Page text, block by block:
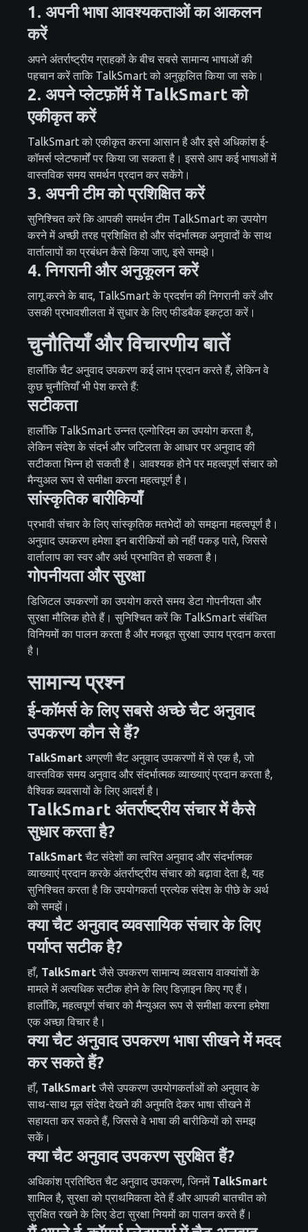
1. अपनी भाषा आवश्यकताओं का आकलन
करें
अपने अंतर्राष्ट्रीय ग्राहकों के बीच सबसे सामान्य भाषाओं की
पहचान करें ताकि TalkSmart को अनुकूलित किया जा सके।
2. अपने प्लेटफ़ॉर्म में TalkSmart को
एकीकृत करें
TalkSmart को एकीकृत करना आसान है और इसे अधिकांश ई-
कॉमर्स प्लेटफार्मों पर किया जा सकता है। इससे आप कई भाषाओं में
वास्तविक समय समर्थन प्रदान कर सकेंगे।
3. अपनी टीम को प्रशिक्षित करें
सुनिश्चित करें कि आपकी समर्थन टीम TalkSmart का उपयोग
करने में अच्छी तरह प्रशिक्षित हो और संदर्भात्मक अनुवादों के साथ
वार्तालापों का प्रबंधन कैसे किया जाए, इसे समझे।
4. निगरानी और अनुकूलन करें
लागू करने के बाद, TalkSmart के प्रदर्शन की निगरानी करें और
उसकी प्रभावशीलता में सुधार के लिए फीडबैक इकट्ठा करें।
चुनौतियाँ और विचारणीय बातें
हालाँकि चैट अनुवाद उपकरण कई लाभ प्रदान करते हैं, लेकिन वे
कुछ चुनौतियाँ भी पेश करते हैं:
सटीकता
हालाँकि TalkSmart उन्नत एल्गोरिदम का उपयोग करता है,
लेकिन संदेश के संदर्भ और जटिलता के आधार पर अनुवाद की
सटीकता भिन्न हो सकती है। आवश्यक होने पर महत्वपूर्ण संचार को
मैन्युअल रूप से समीक्षा करना महत्वपूर्ण है।
सांस्कृतिक बारीकियाँ
प्रभावी संचार के लिए सांस्कृतिक मतभेदों को समझना महत्वपूर्ण है।
अनुवाद उपकरण हमेशा इन बारीकियों को नहीं पकड़ पाते, जिससे
वार्तालाप का स्वर और अर्थ प्रभावित हो सकता है।
गोपनीयता और सुरक्षा
डिजिटल उपकरणों का उपयोग करते समय डेटा गोपनीयता और
सुरक्षा मौलिक होते हैं। सुनिश्चित करें कि TalkSmart संबंधित
विनियमों का पालन करता है और मजबूत सुरक्षा उपाय प्रदान करता
है।
सामान्य प्रश्न
ई-कॉमर्स के लिए सबसे अच्छे चैट अनुवाद
उपकरण कौन से हैं?
TalkSmart अग्रणी चैट अनुवाद उपकरणों में से एक है, जो
वास्तविक समय अनुवाद और संदर्भात्मक व्याख्याएं प्रदान करता है,
वैश्विक व्यवसायों के लिए आदर्श है।
TalkSmart अंतर्राष्ट्रीय संचार में कैसे
सुधार करता है?
TalkSmart चैट संदेशों का त्वरित अनुवाद और संदर्भात्मक
व्याख्याएं प्रदान करके अंतर्राष्ट्रीय संचार को बढ़ावा देता है, यह
सुनिश्चित करता है कि उपयोगकर्ता प्रत्येक संदेश के पीछे के अर्थ
को समझें।
क्या चैट अनुवाद व्यवसायिक संचार के लिए
पर्याप्त सटीक है?
हाँ, TalkSmart जैसे उपकरण सामान्य व्यवसाय वाक्यांशों के
मामले में अत्यधिक सटीक होने के लिए डिज़ाइन किए गए हैं।
हालाँकि, महत्वपूर्ण संचार को मैन्युअल रूप से समीक्षा करना हमेशा
एक अच्छा विचार है।
क्या चैट अनुवाद उपकरण भाषा सीखने में मदद
कर सकते हैं?
हाँ, TalkSmart जैसे उपकरण उपयोगकर्ताओं को अनुवाद के
साथ-साथ मूल संदेश देखने की अनुमति देकर भाषा सीखने में
सहायता कर सकते हैं, जिससे वे भाषा की बारीकियों को समझ
सकें।
क्या चैट अनुवाद उपकरण सुरक्षित हैं?
अधिकांश प्रतिष्ठित चैट अनुवाद उपकरण, जिनमें TalkSmart
शामिल है, सुरक्षा को प्राथमिकता देते हैं और आपकी बातचीत को
सुरक्षित रखने के लिए डेटा सुरक्षा नियमों का पालन करते हैं।